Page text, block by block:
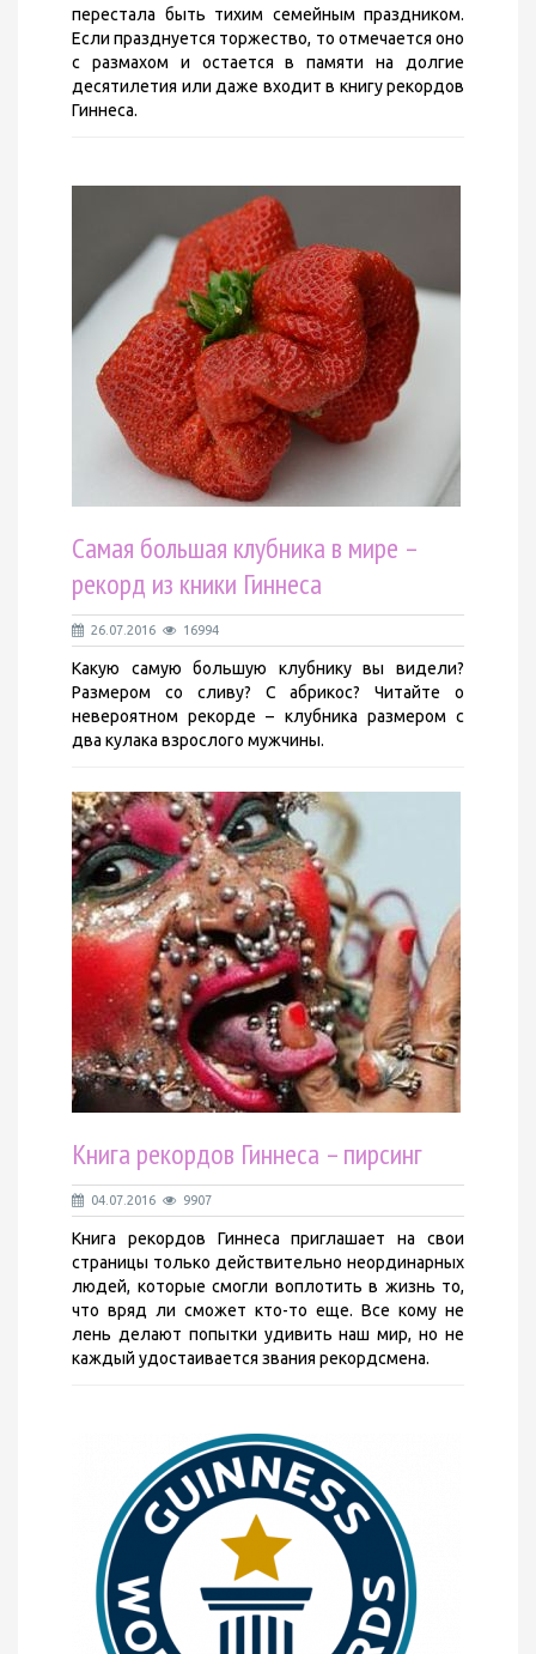
перестала быть тихим семейным праздником.
Если празднуется торжество, то отмечается оно
с размахом и остается в памяти на долгие
десятилетия или даже входит в книгу рекордов
Гиннеса.
Самая большая клубника в мире –
рекорд из кники Гиннеса
26.07.2016 16994
Какую самую большую клубнику вы видели?
Размером со сливу? С абрикос? Читайте о
невероятном рекорде – клубника размером с
два кулака взрослого мужчины.
Книга рекордов Гиннеса – пирсинг
04.07.2016 9907
Книга рекордов Гиннеса приглашает на свои
страницы только действительно неординарных
людей, которые смогли воплотить в жизнь то,
что вряд ли сможет кто-то еще. Все кому не
лень делают попытки удивить наш мир, но не
каждый удостаивается звания рекордсмена.